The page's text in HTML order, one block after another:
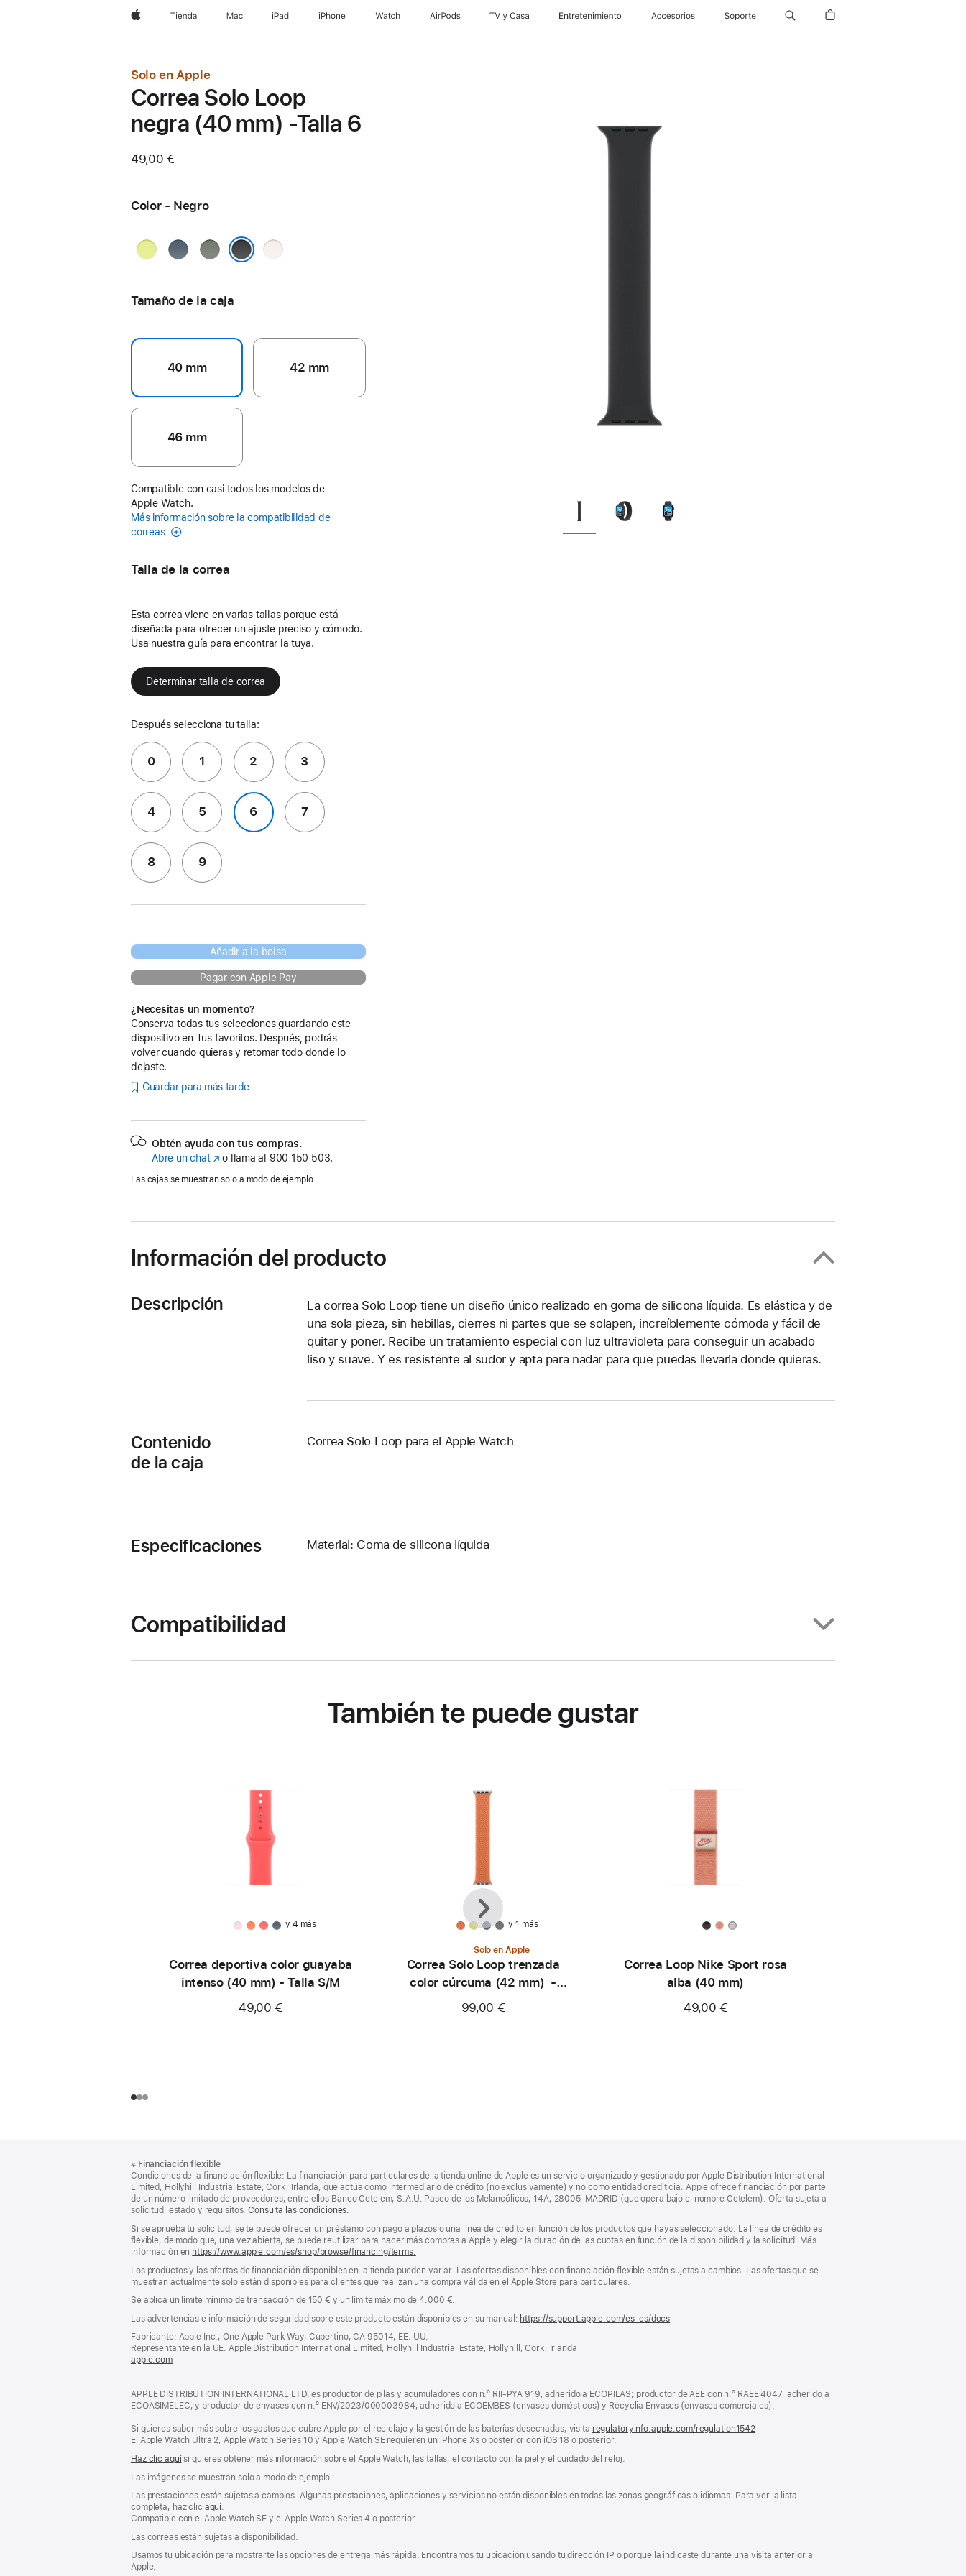
AppleTienda Mac iPad iPhone Watch AirPods TV y Casa Entretenimiento Accesorios Soporte
Solo en Apple
Correa Solo Loop
negra (40 mm) -Talla 6
49,00 €
Color - Negro
AmarilloAzul
Gris
verdoso
Rosa
Tamaño de la caja
40 mm 42 mm
46 mm
Compatible con casi todos los modelos de
Apple Watch.
Más información sobre la compatibilidad de
correas
Talla de la correa
Esta correa viene en varias tallas porque está
diseñada para ofrecer un ajuste preciso y cómodo.
Usa nuestra guía para encontrar la tuya.
Determinar talla de correa
Después selecciona tu talla:
0 1 2 3
4 5 6 7
8 9
Añadir a la bolsa
Pagar con Apple Pay
¿Necesitas un momento?
Conserva todas tus selecciones guardando este
dispositivo en Tus favoritos. Después, podrás
volver cuando quieras y retomar todo donde lo
dejaste.
Guardar para más tarde
Obtén ayuda con tus compras.
Abre un chat(Seo llama al 900 150 503.
Las cajas se muestran solo a modo de ejemplo.
Información del producto
Descripción
La correa Solo Loop tiene un diseño único realizado en goma de silicona líquida. Es elástica y de
una sola pieza, sin hebillas, cierres ni partes que se solapen, increíblemente cómoda y fácil de
quitar y poner. Recibe un tratamiento especial con luz ultravioleta para conseguir un acabado
liso y suave. Y es resistente al sudor y apta para nadar para que puedas llevarla donde quieras.
Contenido
de la caja
Correa Solo Loop para el Apple Watch
Especificaciones Material: Goma de silicona líquida
Compatibilidad
También te puede gustar
y 4 más
Correa deportiva color guayaba
intenso (40 mm) - Talla S/M
49,00 €
y 1 más
Solo en Apple
Correa Solo Loop trenzada
color cúrcuma (42 mm) -
Talla 0
99,00 €
Correa Loop Nike Sport rosa
alba (40 mm)
49,00 €
Anterior
Siguiente
a
pie
de
página
al
pie
※ Financiación flexible
Condiciones de la financiación flexible: La financiación para particulares de la tienda online de Apple es un servicio organizado y gestionado por Apple Distribution International
Limited, Hollyhill Industrial Estate, Cork, Irlanda, que actúa como intermediario de crédito (no exclusivamente) y no como entidad crediticia. Apple ofrece financiación por parte
de un número limitado de proveedores, entre ellos Banco Cetelem, S.A.U. Paseo de los Melancólicos, 14A, 28005-MADRID (que opera bajo el nombre Cetelem). Oferta sujeta a
solicitud, estado y requisitos.Consulta las condiciones.
Si se aprueba tu solicitud, se te puede ofrecer un préstamo con pago a plazos o una línea de crédito en función de los productos que hayas seleccionado. La línea de crédito es
flexible, de modo que, una vez abierta, se puede reutilizar para hacer más compras a Apple y elegir la duración de las cuotas en función de la disponibilidad y la solicitud. Más
información en https://www.apple.com/es/shop/browse/financing/terms.
Los productos y las ofertas de financiación disponibles en la tienda pueden variar. Las ofertas disponibles con financiación flexible están sujetas a cambios. Las ofertas que se
muestran actualmente solo están disponibles para clientes que realizan una compra válida en el Apple Store para particulares.
Se aplica un límite mínimo de transacción de 150 € y un límite máximo de 4.000 €.
Las advertencias e información de seguridad sobre este producto están disponibles en su manual: https://support.apple.com/es-es/docs
Fabricante: Apple Inc., One Apple Park Way, Cupertino, CA 95014, EE. UU.
Representante en la UE: Apple Distribution International Limited, Hollyhill Industrial Estate, Hollyhill, Cork, Irlanda
apple.com(se
una
ventana
APPLE DISTRIBUTION INTERNATIONAL LTD. es productor de pilas y acumuladores con n.º RII-PYA 919, adherido a ECOPILAS; productor de AEE con n.º RAEE 4047, adherido a
ECOASIMELEC; y productor de envases con n.º ENV/2023/000003984, adherido a ECOEMBES (envases domésticos) y Recyclia Envases (envases comerciales).
Si quieres saber más sobre los gastos que cubre Apple por el reciclaje y la gestión de las baterías desechadas, visita regulatoryinfo.apple.com/regulation1542
El Apple Watch Ultra 2, Apple Watch Series 10 y Apple Watch SE requieren un iPhone Xs o posterior con iOS 18 o posterior.
Haz clic aquísi quieres obtener más información sobre el Apple Watch, las tallas, el contacto con la piel y el cuidado del reloj.
Las imágenes se muestran solo a modo de ejemplo.
Las prestaciones están sujetas a cambios. Algunas prestaciones, aplicaciones y servicios no están disponibles en todas las zonas geográficas o idiomas. Para ver la lista
completa, haz clic aquí.
Compatible con el Apple Watch SE y el Apple Watch Series 4 o posterior.
Las correas están sujetas a disponibilidad.
Usamos tu ubicación para mostrarte las opciones de entrega más rápida. Encontramos tu ubicación usando tu dirección IP o porque la indicaste durante una visita anterior a
Apple.